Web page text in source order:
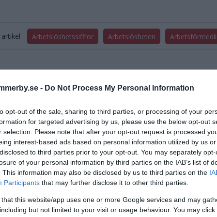
- Do Not Process My Personal Information
opt-out of the sale, sharing to third parties, or processing of your
for targeted advertising by us, please use the below opt-out
selection. Please note that after your opt-out request is processed
interest-based ads based on personal information utilized by us
to third parties prior to your opt-out. You may separately
of your personal information by third parties on the IAB’s list of
This information may also be disclosed by us to third parties on the
Participants that may further disclose it to other third parties.
that this website/app uses one or more Google services and may
but not limited to your visit or usage behaviour. You may
Arbetslöshetssiffror Arbetslösheten
DELA PÅ FACEBOOK DELA PÅ X
inlägg
arbetslösheten ut i Vimmerby
ungdomsarbetslöshet i Vimmerby